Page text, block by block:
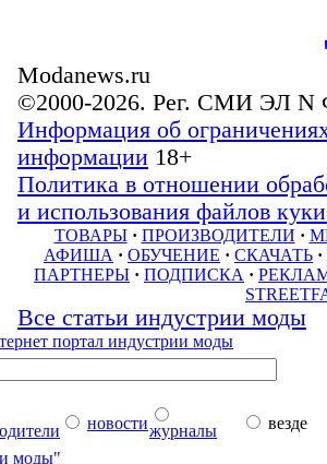
Modanews.ru
©2000-2026. Рег. СМИ ЭЛ N
Информация об
информации 18+
Политика в отношении
и использования файлов
ТОВАРЫ · ПРОИЗВОДИТЕЛИ ·
АФИША · ОБУЧЕНИЕ · СКАЧАТЬ ·
ПАРТНЕРЫ · ПОДПИСКА ·
Все статьи индустрии моды
новостижурналы
везде
моды"